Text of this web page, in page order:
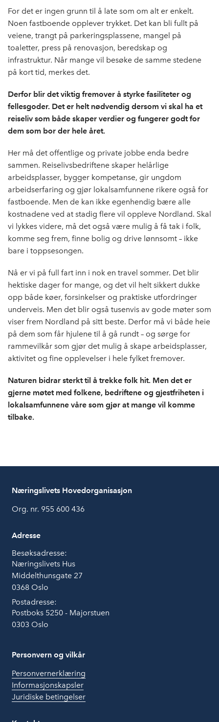
For det er ingen grunn til å late som om alt er enkelt.
Noen fastboende opplever trykket. Det kan bli fullt på
veiene, trangt på parkeringsplassene, mangel på
toaletter, press på renovasjon, beredskap og
infrastruktur. Når mange vil besøke de samme stedene
på kort tid, merkes det.
Derfor blir det viktig fremover å styrke fasiliteter og
fellesgoder. Det er helt nødvendig dersom vi skal ha et
reiseliv som både skaper verdier og fungerer godt for
dem som bor der hele året.
Her må det offentlige og private jobbe enda bedre
sammen. Reiselivsbedriftene skaper helårlige
arbeidsplasser, bygger kompetanse, gir ungdom
arbeidserfaring og gjør lokalsamfunnene rikere også for
fastboende. Men de kan ikke egenhendig bære alle
kostnadene ved at stadig flere vil oppleve Nordland. Skal
vi lykkes videre, må det også være mulig å få tak i folk,
komme seg frem, finne bolig og drive lønnsomt – ikke
bare i toppsesongen.
Nå er vi på full fart inn i nok en travel sommer. Det blir
hektiske dager for mange, og det vil helt sikkert dukke
opp både køer, forsinkelser og praktiske utfordringer
underveis. Men det blir også tusenvis av gode møter som
viser frem Nordland på sitt beste. Derfor må vi både heie
på dem som får hjulene til å gå rundt – og sørge for
rammevilkår som gjør det mulig å skape arbeidsplasser,
aktivitet og fine opplevelser i hele fylket fremover.
Naturen bidrar sterkt til å trekke folk hit. Men det er
gjerne møtet med folkene, bedriftene og gjestfriheten i
lokalsamfunnene våre som gjør at mange vil komme
tilbake.
Næringslivets Hovedorganisasjon
Org. nr. 955 600 436
Adresse
Besøksadresse:
Næringslivets Hus
Middelthunsgate 27
0368 Oslo
Postadresse:
Postboks 5250 - Majorstuen
0303 Oslo
Personvern og vilkår
Personvernerklæring
Informasjonskapsler
Juridiske betingelser